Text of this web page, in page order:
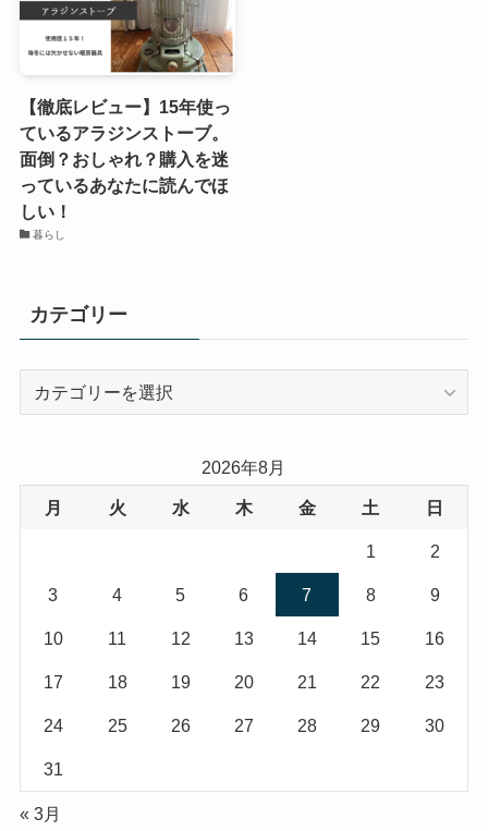
【徹底レビュー】15年使っ
ているアラジンストーブ。
面倒？おしゃれ？購入を迷
っているあなたに読んでほ
しい！
暮らし
カテゴリー
ー
2026年8月
月 火 水 木 金 土 日
1 2
3 4 5 6 7 8 9
10 11 12 13 14 15 16
17 18 19 20 21 22 23
24 25 26 27 28 29 30
31
« 3月